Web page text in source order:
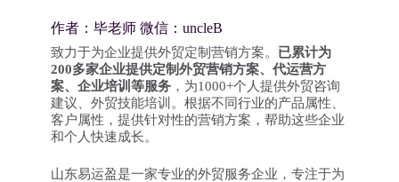
作者：毕老师 微信：uncleB
致力于为企业提供外贸定制营销方案。 已累计为
200多家企业提供定制外贸营销方案、代运营方
案、企业培训等服务，为1000+个人提供外贸咨询
建议、外贸技能培训。根据不同行业的产品属性、
客户属性，提供针对性的营销方案，帮助这些企业
和个人快速成长。
山东易运盈是一家专业的外贸服务企业，专注于为